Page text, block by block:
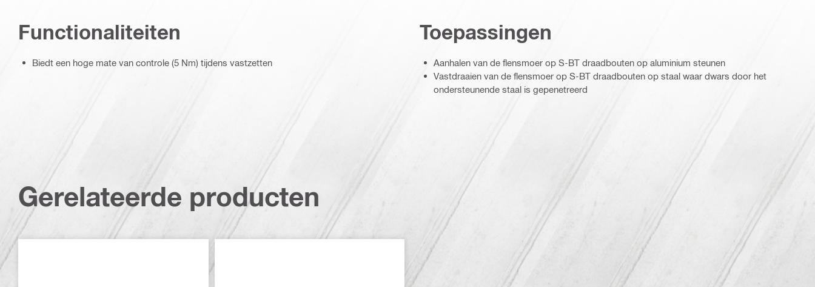
Functionaliteiten
Biedt een hoge mate van controle (5 Nm) tijdens vastzetten
Toepassingen
Aanhalen van de flensmoer op S-BT draadbouten op aluminium steunen
Vastdraaien van de flensmoer op S-BT draadbouten op staal waar dwars door het
ondersteunende staal is gepenetreerd
Gerelateerde producten